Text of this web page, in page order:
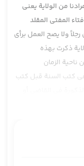
من الولاية يعني
المفتي المقلد
ولا يصح العمل برأي
ذكرت بهذه
الزمان
في كتب السنة قبل كتب
الإفتاء والتقليد
ذكرت في كلمات